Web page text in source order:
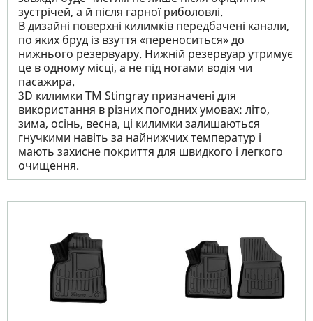
зустрічей, а й після гарної риболовлі.
В дизайні поверхні килимків передбачені канали,
по яких бруд із взуття «переноситься» до
нижнього резервуару. Нижній резервуар утримує
це в одному місці, а не під ногами водія чи
пасажира.
3D килимки TM Stingray призначені для
використання в різних погодних умовах: літо,
зима, осінь, весна, ці килимки залишаються
гнучкими навіть за найнижчих температур і
мають захисне покриття для швидкого і легкого
очищення.